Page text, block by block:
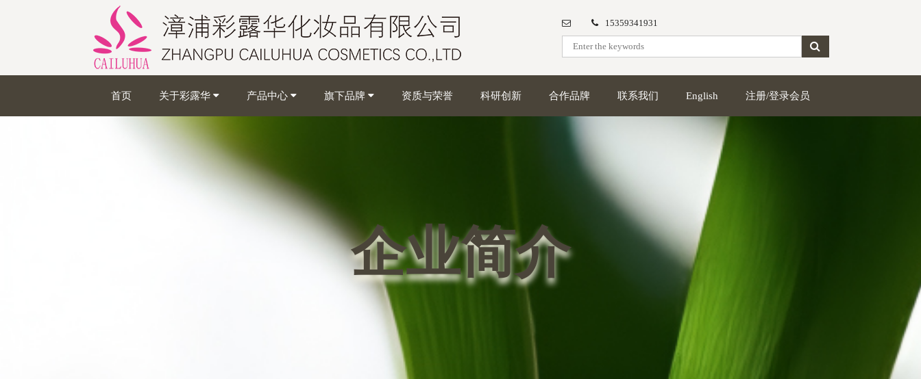
15359341931
首页 关于彩露华 产品中心 旗下品牌 资质与荣誉 科研创新 合作品牌 联系我们 English 注册/登录会员
企业简介